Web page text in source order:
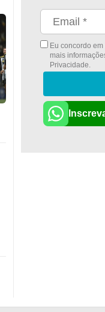
Eu concordo
mais
Privacidade.